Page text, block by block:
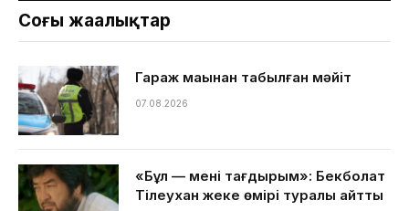
Соңғы жаңалықтар
Гараж маңынан табылған мәйіт
07.08.2026
«Бұл — менің тағдырым»: Бекболат
Тілеухан жеке өмірі туралы айтты